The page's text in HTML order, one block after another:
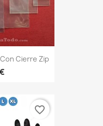
Con Cierre Zip
favorite_border